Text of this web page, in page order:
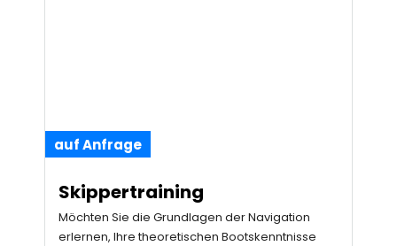
auf Anfrage
Skippertraining
Möchten Sie die Grundlagen der Navigation
erlernen, Ihre theoretischen Bootskenntnisse